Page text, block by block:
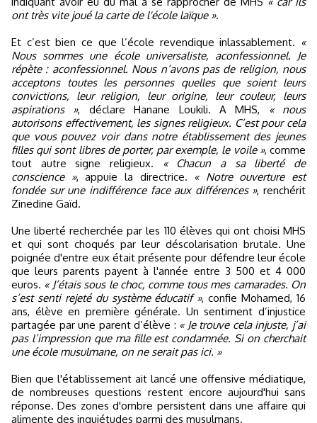
ont très vite joué la carte de l'école laïque ».
Et c’est bien ce que l’école revendique inlassablement. «
Nous sommes une école universaliste, aconfessionnel. Je
répète : aconfessionnel. Nous n’avons pas de religion, nous
acceptons toutes les personnes quelles que soient leurs
convictions, leur religion, leur origine, leur couleur, leurs
aspirations », déclare Hanane Loukili. A MHS,
« nous
autorisons effectivement, les signes religieux. C’est pour cela
que vous pouvez voir dans notre établissement des jeunes
filles qui sont libres de porter, par exemple, le voile », comme
tout autre signe religieux.
« Chacun a sa liberté de
conscience », appuie la directrice. « Notre ouverture est
fondée sur une indifférence face aux différences », renchérit
Zinedine Gaïd.
Une liberté recherchée par les 110 élèves qui ont choisi MHS
et qui sont choqués par leur déscolarisation brutale. Une
poignée d'entre eux était présente pour défendre leur école
que leurs parents payent à l'année entre 3 500 et 4 000
euros. « J’étais sous le choc, comme tous mes camarades. On
s’est senti rejeté du système éducatif », confie Mohamed, 16
ans, élève en première générale. Un sentiment d’injustice
partagée par une parent d’élève : « Je trouve cela injuste, j’ai
pas l’impression que ma fille est condamnée. Si on cherchait
une école musulmane, on ne serait pas ici. »
Bien que l'établissement ait lancé une offensive médiatique,
de nombreuses questions restent encore aujourd'hui sans
réponse. Des zones d'ombre persistent dans une affaire qui
alimente des inquiétudes parmi des musulmans.